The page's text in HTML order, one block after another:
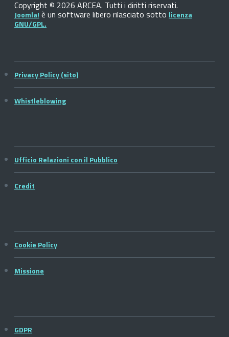
Copyright © 2026 ARCEA. Tutti i diritti riservati.
Joomla! è un software libero rilasciato sotto licenza
GNU/GPL.
Privacy Policy (sito)
Whistleblowing
Ufficio Relazioni con il Pubblico
Credit
Cookie Policy
Missione
GDPR